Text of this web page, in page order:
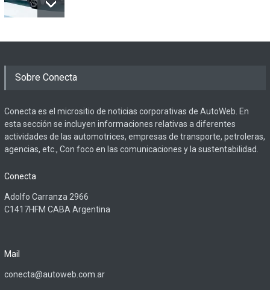
Sobre Conecta
Conecta es el micrositio de noticias corporativas de AutoWeb. En
esta sección se incluyen informaciones relativas a diferentes
actividades de las automotrices, empresas de transporte, petroleras,
agencias, etc., Con foco en las comunicaciones y la sustentabilidad.
Conecta
Adolfo Carranza 2966
C1417HFM CABA Argentina
Mail
conecta@autoweb.com.ar